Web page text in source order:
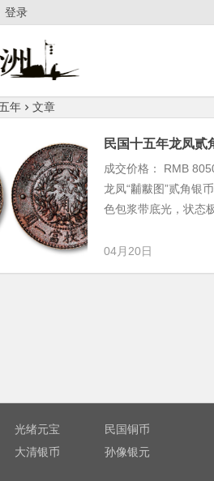
登录
年 文章
民国十五年龙凤贰
成交价格： RMB
龙凤“黼黻图”贰角银
色包浆带底光，状态
04月20日
光绪元宝
民国铜币
大清银币
孙像银元